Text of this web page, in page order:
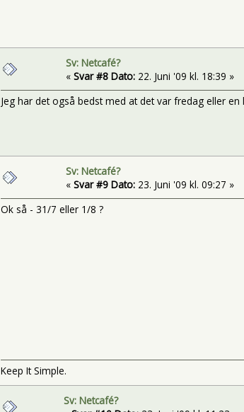
Sv: Netcafé?
« Svar #8 Dato:22. Juni '09 kl. 18:39 »
Jeg har det også bedst med at det var fredag eller en
Sv: Netcafé?
« Svar #9 Dato:23. Juni '09 kl. 09:27 »
Ok så - 31/7 eller 1/8 ?
Keep It Simple.
Sv: Netcafé?